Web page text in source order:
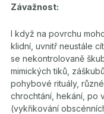
Závažnost:
I když na povrchu
klidní, uvnitř neustále
se nekontrolovaně
mimických tiků,
pohybové rituály,
chrochtání, hekání, po
(vykřikování